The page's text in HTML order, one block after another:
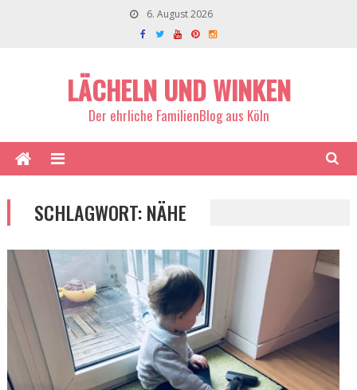
6. August 2026
LÄCHELN UND WINKEN
Der ehrliche FamilienBlog aus Köln
SCHLAGWORT:NÄHE